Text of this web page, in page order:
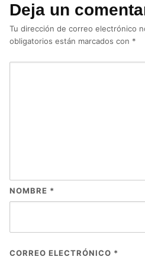
Deja un
Tu dirección de correo electrónico
obligatorios están marcados con *
NOMBRE *
CORREO ELECTRÓNICO *